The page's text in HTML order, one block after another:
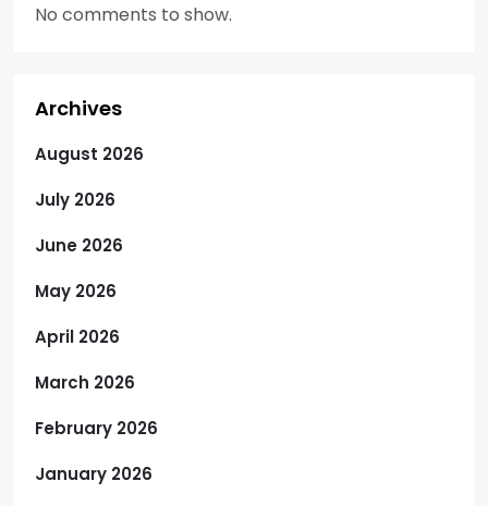
No comments to show.
Archives
August 2026
July 2026
June 2026
May 2026
April 2026
March 2026
February 2026
January 2026